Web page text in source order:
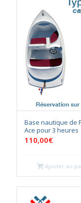
Base nautique de
Ace pour 3 heures
110,00€
Ajouter au